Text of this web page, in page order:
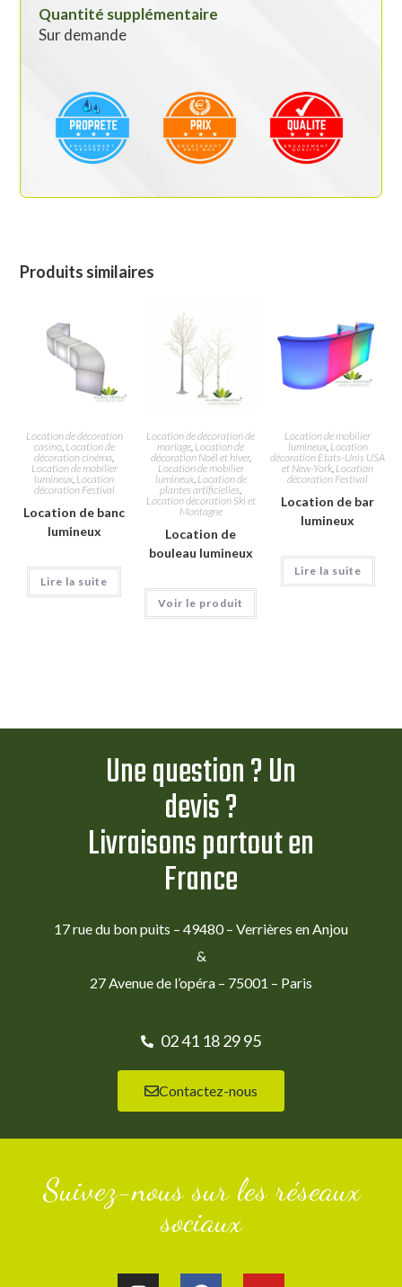
Quantité supplémentaire
Sur demande
Produits similaires
Location de décoration
casino, Location de
décoration cinéma
Location de mobilier
lumineux Location
décoration Festival
Location de banc
lumineux
Lire la suite
Location de décoration de
mariage Location de
décoration Noël et hiver,
Location de mobilier
lumineux, Location de
plantes artificielles
Location décoration Ski et
Montagne
Location de
bouleau lumineux
Voir le produit
Location de mobilier
lumineux, Location
décoration Etats-Unis USA
et New-York Location
décoration Festival
Location de bar
lumineux
Lire la suite
Une question ? Un
devis ?
Livraisons partout en
France
17 rue du bon puits – 49480 – Verrières en Anjou
&
27 Avenue de l’opéra – 75001 – Paris
02 41 18 29 95
Contactez-nous
Suivez-nous sur les réseaux
sociaux